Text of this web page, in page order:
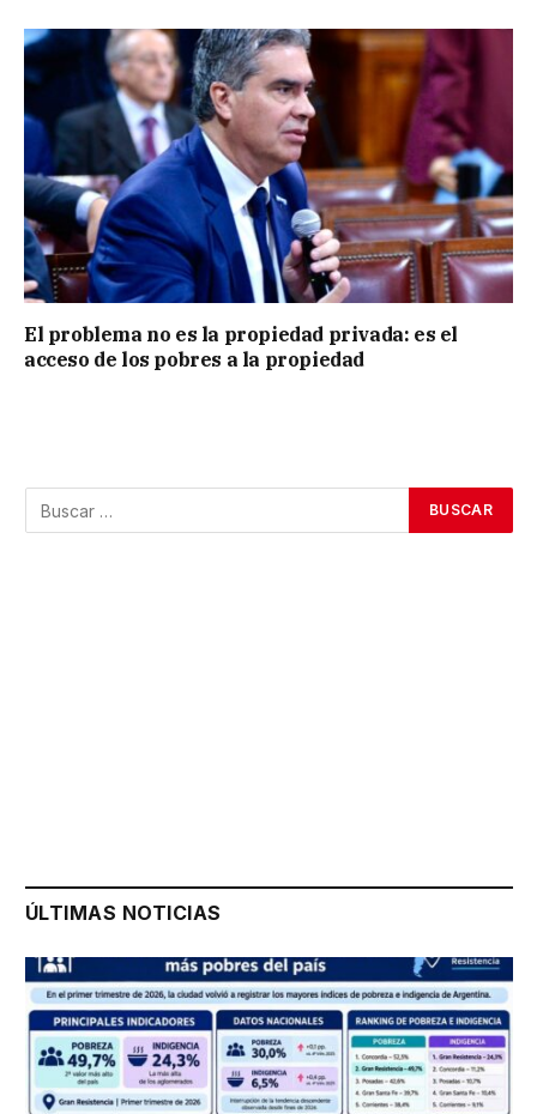
El problema no es la propiedad privada: es el
acceso de los pobres a la propiedad
ÚLTIMAS NOTICIAS